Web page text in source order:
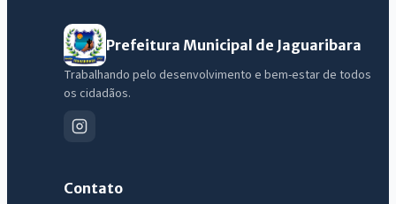
Prefeitura Municipal de Jaguaribara
Trabalhando pelo desenvolvimento e bem-estar de todos
os cidadãos.
Contato